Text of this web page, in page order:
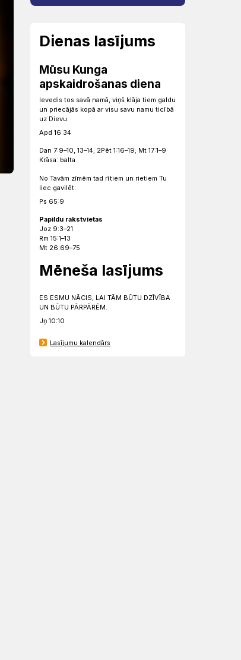
Dienas lasījums
Mūsu Kunga
apskaidrošanas diena
Ievedis tos savā namā, viņš klāja tiem galdu
un priecājās kopā ar visu savu namu ticībā
uz Dievu.
Apd 16:34
Dan 7:9–10, 13–14; 2Pēt 1:16–19; Mt 17:1–9
Krāsa: balta
No Tavām zīmēm tad rītiem un rietiem Tu
liec gavilēt.
Ps 65:9
Papildu rakstvietas
Joz 9:3–21
Rm 15:1–13
Mt 26:69–75
Mēneša lasījums
ES ESMU NĀCIS, LAI TĀM BŪTU DZĪVĪBA
UN BŪTU PĀRPĀRĒM.
Jņ 10:10
Lasījumu kalendārs